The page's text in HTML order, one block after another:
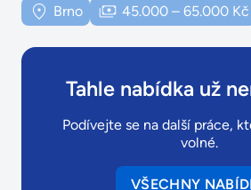
Brno 45.000 – 65.000 Kč
Tahle nabídka už
Podívejte se na další práce,
volné.
VŠECHNY